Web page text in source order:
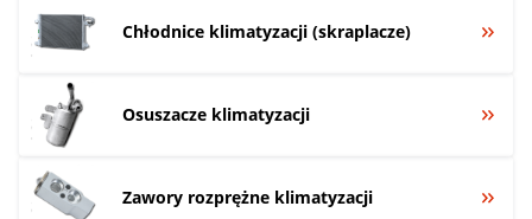
Chłodnice klimatyzacji (skraplacze)
Osuszacze klimatyzacji
Zawory rozprężne klimatyzacji